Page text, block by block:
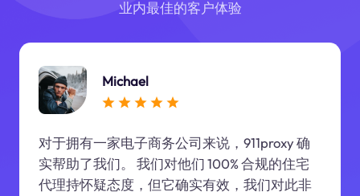
业内最佳的客户体验
Michael
对于拥有一家电子商务公司来说，911proxy 确
实帮助了我们。 我们对他们 100% 合规的住宅
代理持怀疑态度，但它确实有效，我们对此非